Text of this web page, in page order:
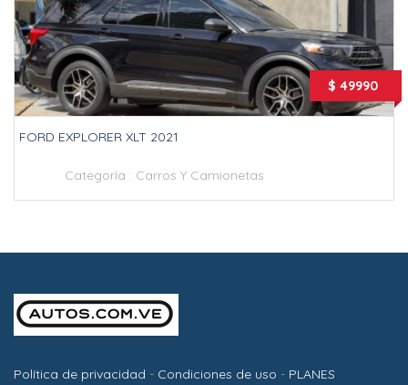
$ 49990
FORD EXPLORER XLT 2021
Categoría : Carros Y Camionetas
Política de privacidad - Condiciones de uso - PLANES